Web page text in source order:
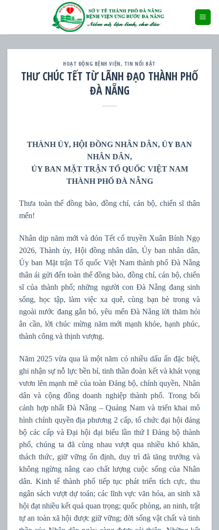
HOẠT ĐỘNG BỆNH VIỆN, TIN NỔI BẬT
THƯ CHÚC TẾT TỪ LÃNH ĐẠO THÀNH PHỐ
ĐÀ NẴNG
THÀNH ỦY, HỘI ĐỒNG NHÂN DÂN, ỦY BAN
NHÂN DÂN,
ỦY BAN MẶT TRẬN TỔ QUỐC VIỆT NAM
THÀNH PHỐ ĐÀ NẴNG
Thưa toàn thể đồng bào, đồng chí, cán bộ, chiến sĩ thân
mến!
Nhân dịp năm mới và đón Tết cổ truyền Xuân Bính Ngọ
2026, Thành ủy, Hội đồng nhân dân, Ủy ban nhân dân,
Ủy ban Mặt trận Tổ quốc Việt Nam thành phố Đà Nẵng
thân ái gửi đến toàn thể đồng bào, đồng chí, cán bộ, chiến
sĩ của thành phố; những người con Đà Nẵng đang sinh
sống, học tập, làm việc xa quê, cùng bạn bè trong và
ngoài nước đang gắn bó, yêu mến Đà Nẵng lời thăm hỏi
ân cần, lời chúc mừng năm mới mạnh khỏe, hạnh phúc,
thành công và thịnh vượng.
Năm 2025 vừa qua là một năm có nhiều dấu ấn đặc biệt,
ghi nhận sự nỗ lực bền bỉ, tinh thần đoàn kết và khát vọng
vươn lên mạnh mẽ của toàn Đảng bộ, chính quyền, Nhân
dân và cộng đồng doanh nghiệp thành phố. Trong bối
cảnh hợp nhất Đà Nẵng – Quảng Nam và triển khai mô
hình chính quyền địa phương 2 cấp, tổ chức đại hội đảng
bộ các cấp và Đại hội đại biểu lần thứ I Đảng bộ thành
phố, chúng ta đã cùng nhau vượt qua nhiều khó khăn,
thách thức, giữ vững ổn định, duy trì đà tăng trưởng và
không ngừng nâng cao chất lượng cuộc sống của Nhân
dân. Kinh tế thành phố tiếp tục phát triển tích cực, thu
ngân sách vượt dự toán; các lĩnh vực văn hóa, an sinh xã
hội đạt nhiều kết quả quan trọng; quốc phòng, an ninh, trật
tự an toàn xã hội được giữ vững; đời sống vật chất và tinh